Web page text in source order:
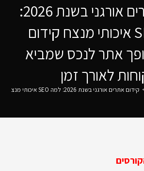
קידום אתרים אורגני בשנת 2026:
למה SEO איכותי מנצח קידום
אתר לנכס שמביא
לאורך זמן
קידום אתרים אורגני בשנת 2026: למה SEO איכותי מנצח קידום ממומן והופך אתר לנכס שמביא לקוחות לאורך זמן